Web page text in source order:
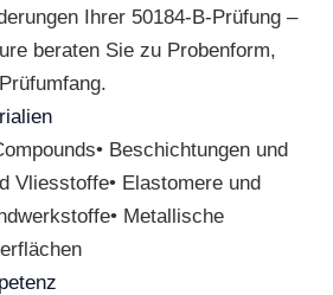
Ihrer 50184-B-Prüfung –
beraten Sie zu Probenform,
Beschichtungen und
Vliesstoffe• Elastomere und
Metallische